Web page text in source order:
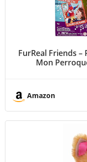
FurReal Friends –
Mon
Amazon